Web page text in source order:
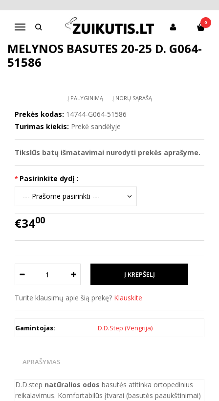
Navigacija
0
Pagrindinis Batai berniukui
D.D.Step batai berniukams
Mėlynos basutės 20-25 d. G064-51586
MĖLYNOS BASUTĖS 20-25 D. G064-
51586
Į PALYGINIMĄ Į NORŲ SĄRAŠĄ
Prekės kodas: 14744-G064-51586
Turimas kiekis: Prekė sandėlyje
Tikslūs batų išmatavimai nurodyti prekės aprašyme.
Pasirinkite dydį :
€3400
Turite klausimų apie šią prekę? Klauskite
Gamintojas: D.D.Step (Vengrija)
APRAŠYMAS
D.D.step natūralios odos basutės atitinka ortopedinius
reikalavimus. Komfortabilūs įtvarai (basutės paaukštinimai)